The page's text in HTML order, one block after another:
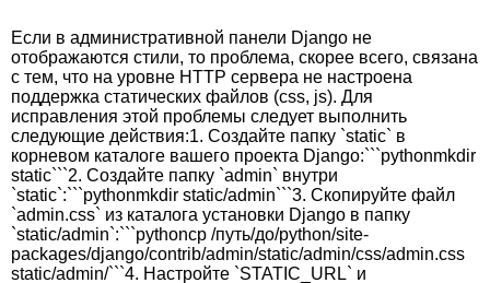
Если в административной панели Django не
отображаются стили, то проблема, скорее всего, связана
с тем, что на уровне HTTP сервера не настроена
поддержка статических файлов (css, js). Для
исправления этой проблемы следует выполнить
следующие действия:1. Создайте папку `static` в
корневом каталоге вашего проекта Django:```pythonmkdir
static```2. Создайте папку `admin` внутри
`static`:```pythonmkdir static/admin```3. Скопируйте файл
`admin.css` из каталога установки Django в папку
`static/admin`:```pythoncp /путь/до/python/site-
packages/django/contrib/admin/static/admin/css/admin.css
static/admin/```4. Настройте `STATIC_URL` и